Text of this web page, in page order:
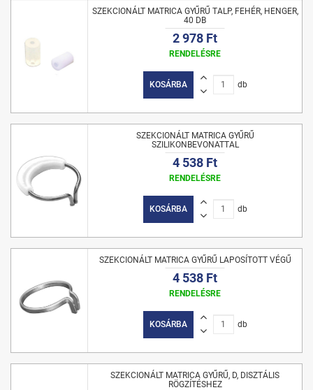
SZEKCIONÁLT MATRICA GYŰRŰ TALP, FEHÉR, HENGER,
40 DB
2 978 Ft
RENDELÉSRE
KOSÁRBA db
SZEKCIONÁLT MATRICA GYŰRŰ
SZILIKONBEVONATTAL
4 538 Ft
RENDELÉSRE
KOSÁRBA db
SZEKCIONÁLT MATRICA GYŰRŰ LAPOSÍTOTT VÉGŰ
4 538 Ft
RENDELÉSRE
KOSÁRBA db
SZEKCIONÁLT MATRICA GYŰRŰ, D, DISZTÁLIS
RÖGZÍTÉSHEZ